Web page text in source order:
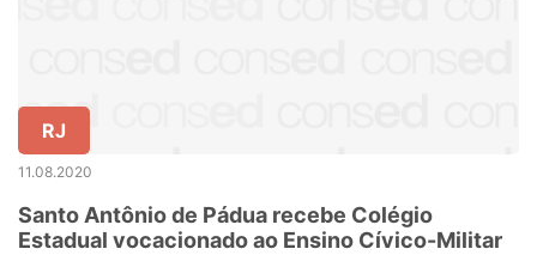
RJ
11.08.2020
Santo Antônio de Pádua recebe Colégio
Estadual vocacionado ao Ensino Cívico-Militar